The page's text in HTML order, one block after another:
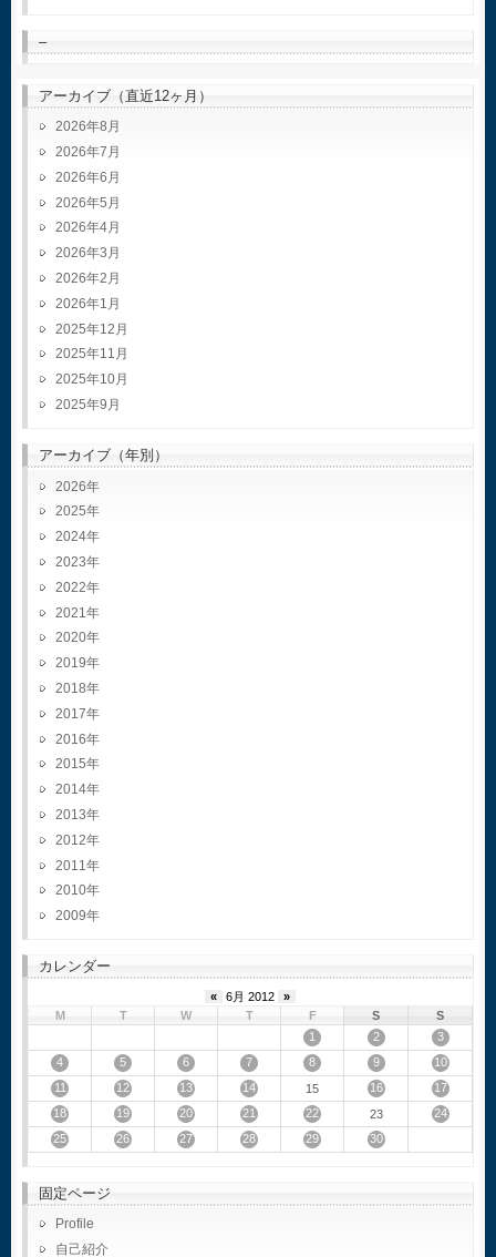
–
アーカイブ（直近12ヶ月）
2026年8月
2026年7月
2026年6月
2026年5月
2026年4月
2026年3月
2026年2月
2026年1月
2025年12月
2025年11月
2025年10月
2025年9月
アーカイブ（年別）
2026
2025
2024
2023
2022
2021
2020
2019
2018
2017
2016
2015
2014
2013
2012
2011
2010
2009
カレンダー
« 6月 2012
»
M
T W T F S
S
1
2
3
4
5 6 7 8 9
10
11
12 13 14 15 16
17
18
19 20 21 22 23
24
25
26 27 28 29 30
固定ページ
Profile
自己紹介